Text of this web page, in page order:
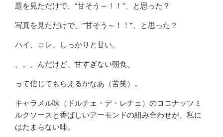
題を見ただけで、“甘そう～！！”、と思った？
写真を見ただけで、“甘そう～！！”、と思った？
ハイ、コレ、しっかりと甘い。
。。。んだけど、甘すぎない朝食。
って信じてもらえるかなあ（苦笑）。
キャラメル味（ドルチェ・デ・レチェ）のココナッツミ
ルクソースと香ばしいアーモンドの組み合わせが、私に
はたまらない味。